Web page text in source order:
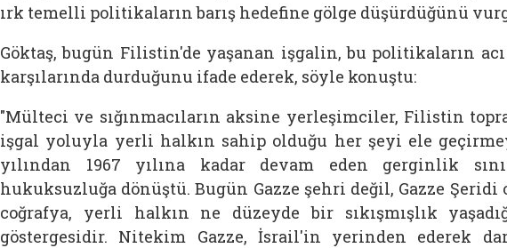
ırk temelli politikaların barış hedefine gölge düşürdüğünü
Göktaş, bugün Filistin'de yaşanan işgalin, bu politikaların
karşılarında durduğunu ifade ederek, söyle konuştu:
"Mülteci ve sığınmacıların aksine yerleşimciler, Filistin
işgal yoluyla yerli halkın sahip olduğu her şeyi ele
yılından 1967 yılına kadar devam eden gerginlik
hukuksuzluğa dönüştü. Bugün Gazze şehri değil, Gazze Şeridi
coğrafya, yerli halkın ne düzeyde bir sıkışmışlık
göstergesidir. Nitekim Gazze, İsrail'in yerinden ederek